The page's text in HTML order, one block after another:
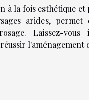
la fois esthétique
arides,
Laissez-
l'aménagement